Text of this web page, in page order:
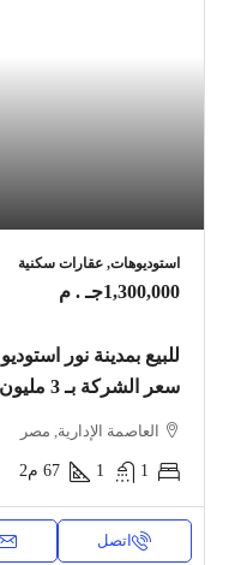
استوديوهات, عقارات سكنية
1,300,000جـ . م
سعر الشركة بـ 3 مليون
العاصمة الإدارية, مصر
1
1
67 م2
اتصل